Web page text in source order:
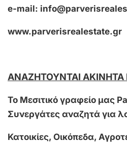
e-mail:
www.parverisrealestate.gr
ΑΝΑΖΗΤΟΥΝΤΑΙ
Το Μεσιτικό γραφείο μας
Συνεργάτες αναζητά για
Κατοικίες, Οικόπεδα,